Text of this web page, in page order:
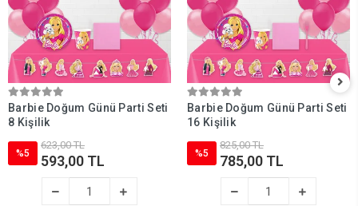
Barbie Doğum Günü Parti Seti
8 Kişilik
%5
623,00 TL
593,00 TL
Barbie Doğum Günü Parti Seti
16 Kişilik
%5
825,00 TL
785,00 TL